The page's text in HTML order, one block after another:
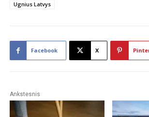
Ugnius Latvys
Facebook X
Ankstesnis